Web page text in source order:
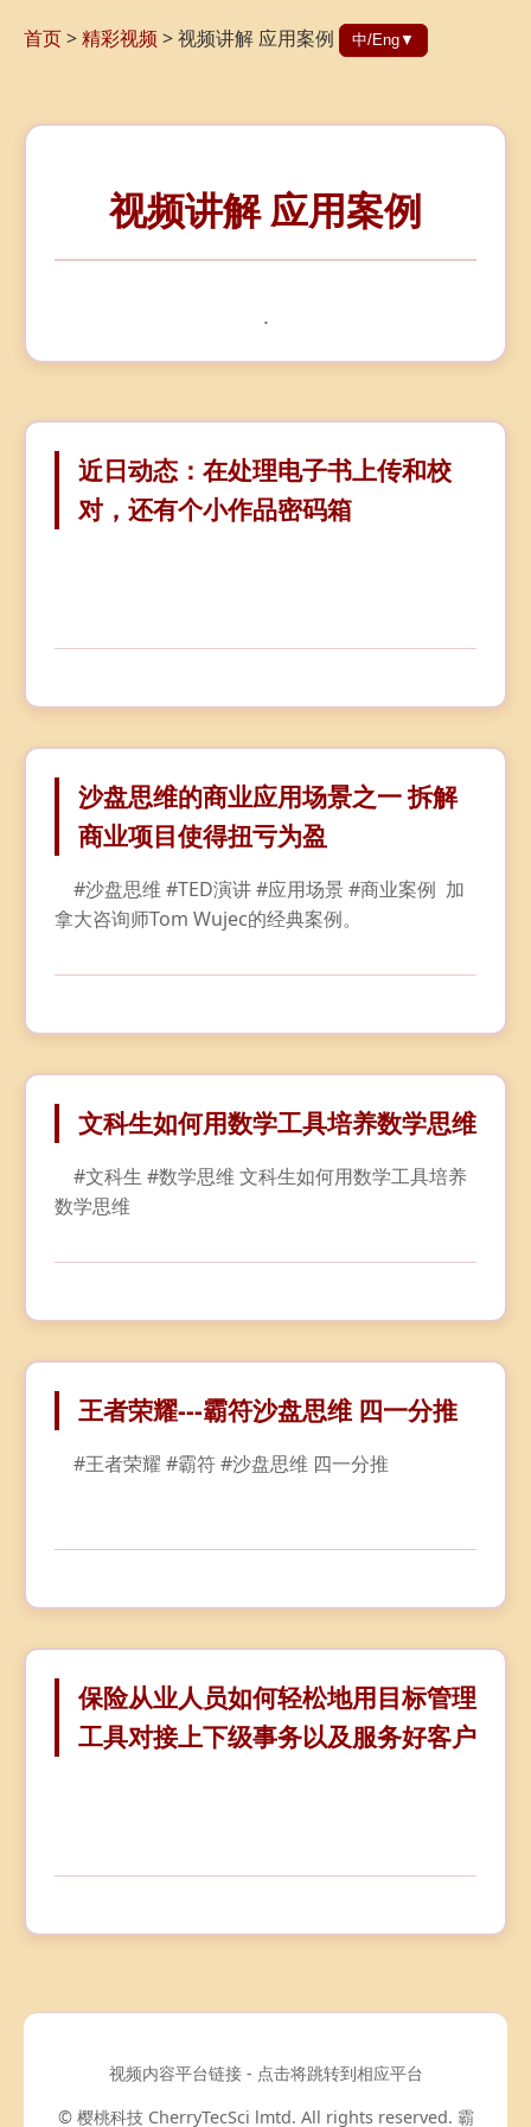
首页>精彩视频 >视频讲解 应用案例 中/Eng▼
视频讲解 应用案例
.
近日动态：在处理电子书上传和校
对，还有个小作品密码箱
沙盘思维的商业应用场景之一 拆解
商业项目使得扭亏为盈
#沙盘思维 #TED演讲 #应用场景 #商业案例  加
拿大咨询师Tom Wujec的经典案例。
文科生如何用数学工具培养数学思维
#文科生 #数学思维 文科生如何用数学工具培养
数学思维
王者荣耀---霸符沙盘思维 四一分推
#王者荣耀 #霸符 #沙盘思维 四一分推
保险从业人员如何轻松地用目标管理
工具对接上下级事务以及服务好客户
视频内容平台链接 - 点击将跳转到相应平台
© 樱桃科技 CherryTecSci lmtd. All rights reserved. 霸